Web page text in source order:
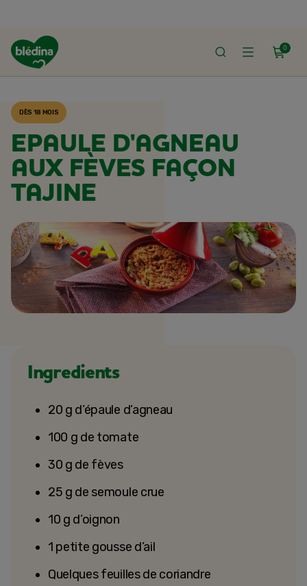
0
ACCUEIL
DÈS 18 MOIS
EPAULE D'AGNEAU
AUX FÈVES FAÇON
TAJINE
Ingredients
20 g d’épaule d’agneau
100 g de tomate
30 g de fèves
25 g de semoule crue
10 g d’oignon
1 petite gousse d’ail
Quelques feuilles de coriandre